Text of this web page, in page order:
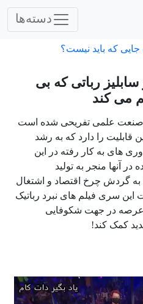
دسته‌ها
که باید نیست؟
رباتی که بی
می کند
صنعت علمی تفریحی شده است
قابلیت را دارد که به رشد
های به کار رفته در این
آنها منجر به تولید
گردش چرخ اقتصاد و اشتغال
سری فیلم های نبرد رباتیک
عرصه در جهت شکوفایی
کمک کند!